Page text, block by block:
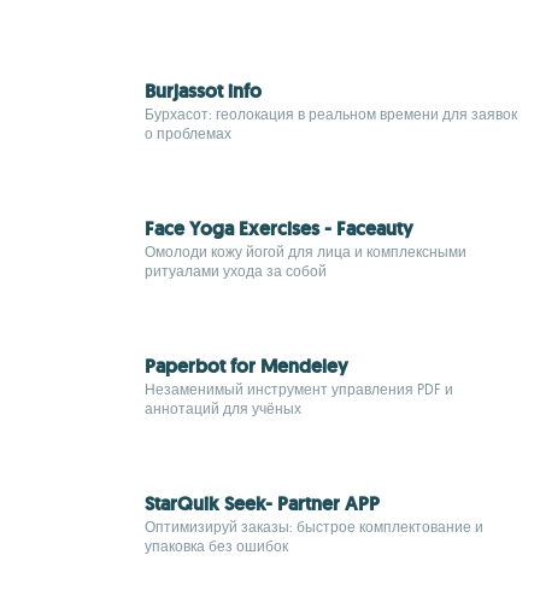
Burjassot info
Бурхасот: геолокация в реальном времени для заявок
о проблемах
Face Yoga Exercises - Faceauty
Омолоди кожу йогой для лица и комплексными
ритуалами ухода за собой
Paperbot for Mendeley
Незаменимый инструмент управления PDF и
аннотаций для учёных
StarQuik Seek- Partner APP
Оптимизируй заказы: быстрое комплектование и
упаковка без ошибок